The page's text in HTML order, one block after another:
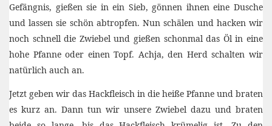
Gefängnis, gießen sie in ein Sieb, gönnen ihnen eine Dusche
und lassen sie schön abtropfen. Nun schälen und hacken wir
noch schnell die Zwiebel und gießen schonmal das Öl in eine
hohe Pfanne oder einen Topf. Achja, den Herd schalten wir
natürlich auch an.
Jetzt geben wir das Hackfleisch in die heiße Pfanne und braten
es kurz an. Dann tun wir unsere Zwiebel dazu und braten